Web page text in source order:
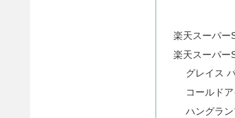
楽天スーパー
楽天スーパー
グレイス
コールド
ハングラ